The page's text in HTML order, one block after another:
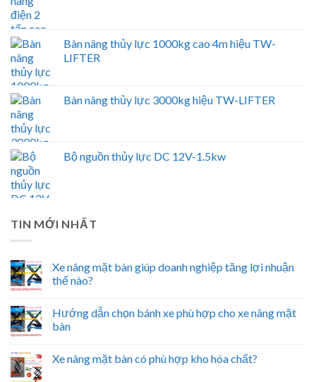
Bàn nâng thủy lực 1000kg cao 4m hiệu TW-
LIFTER
Bàn nâng thủy lực 3000kg hiệu TW-LIFTER
Bộ nguồn thủy lực DC 12V-1.5kw
TIN MỚI NHẤT
Xe nâng mặt bàn giúp doanh nghiệp tăng lợi nhuận
thế nào?
Hướng dẫn chọn bánh xe phù hợp cho xe nâng mặt
bàn
Xe nâng mặt bàn có phù hợp kho hóa chất?